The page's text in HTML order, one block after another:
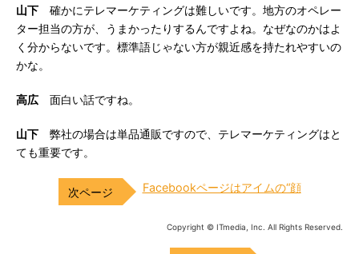
山下 確かにテレマーケティングは難しいです。地方のオペレー
ター担当の方が、うまかったりするんですよね。なぜなのかはよ
く分からないです。標準語じゃない方が親近感を持たれやすいの
かな。
高広 面白い話ですね。
山下 弊社の場合は単品通販ですので、テレマーケティングはと
ても重要です。
Facebookページはアイムの“顔
Copyright © ITmedia, Inc. All Rights Reserved.